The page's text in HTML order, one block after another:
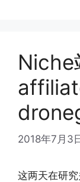
Niche
2018年7月3
这两天在研